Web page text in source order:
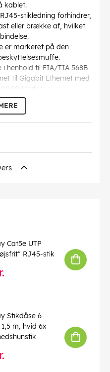
kablet.
stikledning forhindrer,
eller brække af, hvilket
er markeret på den
henhold til EIA/TIA 568B
til Gigabit Ethernet med
Mbit/s
Cat5e UTP
RJ45-stik
Stikdåse 6
m, hvid 6x